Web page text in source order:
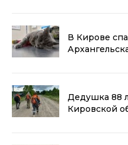
В Кирове
Дедушка 88
Кировской